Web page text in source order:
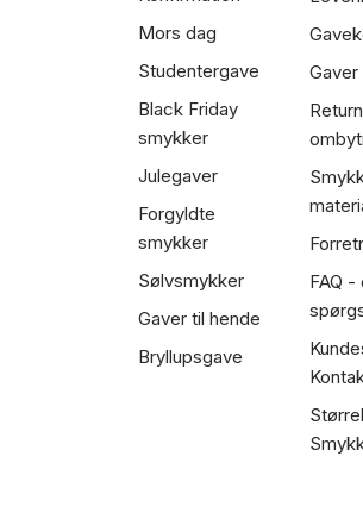
Mors dag
Studentergave
Black Friday
smykker
Julegaver
Forgyldte
smykker
Sølvsmykker
Gaver til hende
Bryllupsgave
FAQ